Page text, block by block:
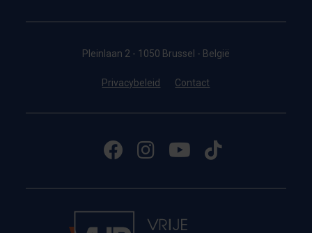
Pleinlaan 2 - 1050 Brussel - België
Privacybeleid Contact